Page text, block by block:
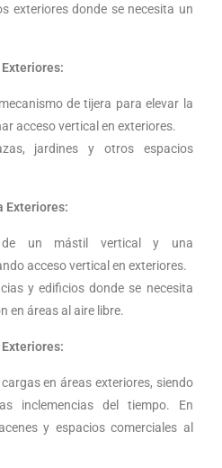
exteriores donde se necesita un
de tijera para elevar la
acceso vertical en exteriores.
jardines y otros espacios
Exteriores:
un mástil vertical y una
acceso vertical en exteriores.
y edificios donde se necesita
en áreas al aire libre.
en áreas exteriores, siendo
inclemencias del tiempo. En
y espacios comerciales al